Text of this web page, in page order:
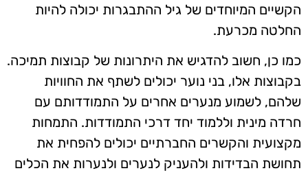
הקשיים המיוחדים של גיל ההתבגרות יכולה להיות
החלטה מכרעת.
כמו כן, חשוב להדגיש את היתרונות של קבוצות תמיכה.
בקבוצות אלו, בני נוער יכולים לשתף את החוויות
שלהם, לשמוע מנערים אחרים על התמודדותם עם
חרדה מינית וללמוד יחד דרכי התמודדות. התמחות
מקצועית והקשרים החברתיים יכולים להפחית את
תחושת הבדידות ולהעניק לנערים ולנערות את הכלים